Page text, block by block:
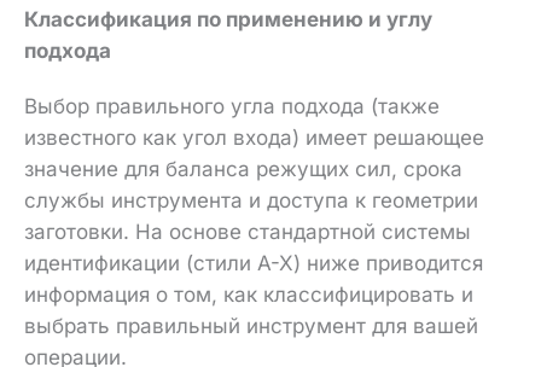
Классификация по применению и углу
подхода
Выбор правильного угла подхода (также
известного как угол входа) имеет решающее
значение для баланса режущих сил, срока
службы инструмента и доступа к геометрии
заготовки. На основе стандартной системы
идентификации (стили A-X) ниже приводится
информация о том, как классифицировать и
выбрать правильный инструмент для вашей
операции.